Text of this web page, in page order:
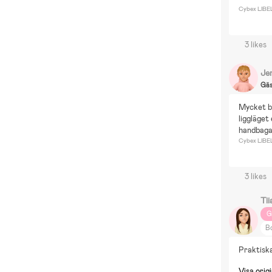
Cybex
3 likes
Mycket
liggläget
Cybex
3 likes